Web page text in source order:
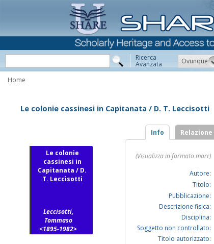
Ricerca
Avanzata Ovunque
Home
Le colonie cassinesi in Capitanata / D. T. Leccisotti
Le colonie
cassinesi in
Capitanata / D.
T. Leccisotti
Leccisotti,
Tommaso
<1895-1982>
Info
(Visualizza in formato marc)
Autore:
Titolo:
Pubblicazione:
Descrizione fisica:
Disciplina:
Soggetto non controllato:
Titolo autorizzato: